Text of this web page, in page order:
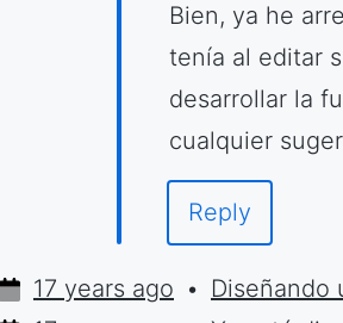
Bien, ya he
tenía al editar
desarrollar la
cualquier
Reply
17 years ago